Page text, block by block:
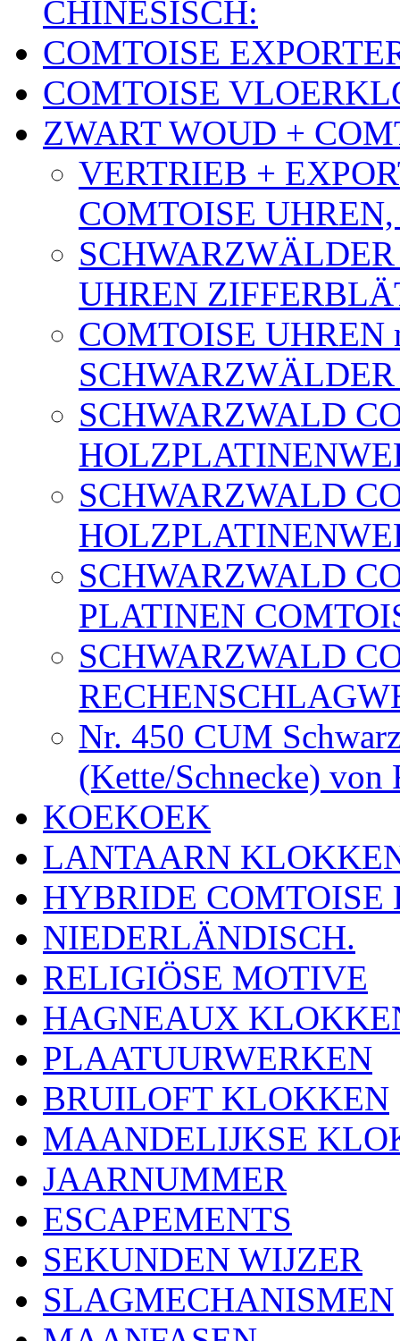
CHINESISCH:
COMTOISE
COMTOISE
ZWART WOUD +
VERTRIEB +
COMTOISE
UHREN
COMTOISE UHREN
SCHWARZWALD
SCHWARZWALD
SCHWARZWALD
PLATINEN
SCHWARZWALD
Nr. 450 CUM
(Kette/Schnecke) von
KOEKOEK
LANTAARN
HYBRIDE
NIEDERLÄNDISCH.
RELIGIÖSE MOTIVE
HAGNEAUX
PLAATUURWERKEN
BRUILOFT KLOKKEN
MAANDELIJKSE
JAARNUMMER
ESCAPEMENTS
SEKUNDEN WIJZER
SLAGMECHANISMEN